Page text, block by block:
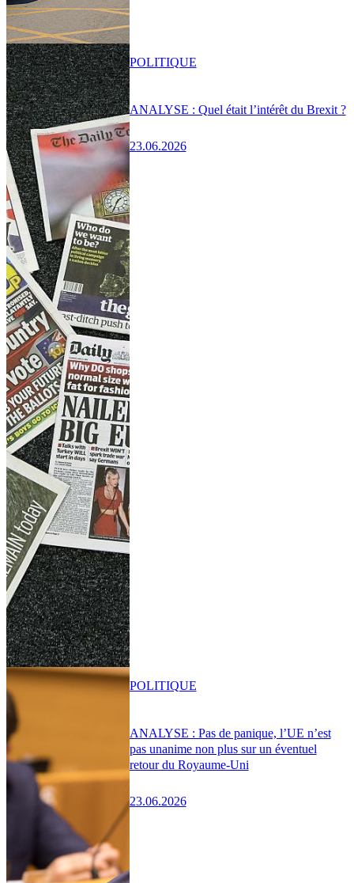
ANALYSE : Quel était l’intérêt du Brexit ?
23.06.2026
POLITIQUE
ANALYSE : Pas de panique, l’UE n’est
pas unanime non plus sur un éventuel
retour du Royaume-Uni
23.06.2026
POLITIQUE